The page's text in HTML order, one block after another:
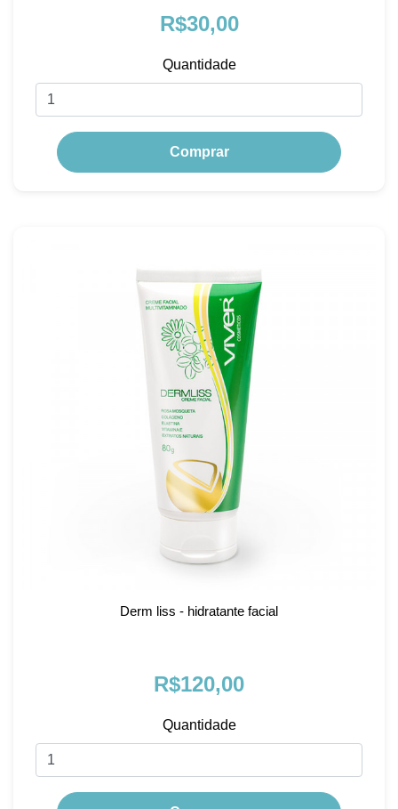
R$30,00
Quantidade
Comprar
Derm liss - hidratante facial
R$120,00
Quantidade